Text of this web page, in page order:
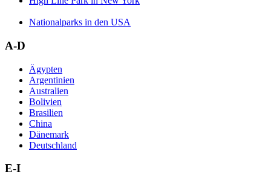
Nationalparks in den USA
A-D
Ägypten
Argentinien
Australien
Bolivien
Brasilien
China
Dänemark
Deutschland
E-I